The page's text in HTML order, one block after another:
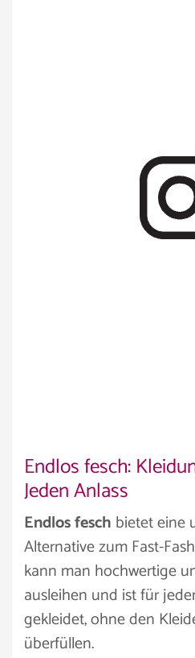
Endlos fesch:
Jeden Anlass
Endlos fesch bietet eine
Alternative zum Fast-
kann man hochwertige
ausleihen und ist für
gekleidet, ohne den
überfüllen.